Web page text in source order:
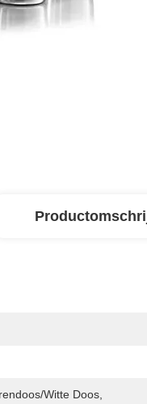
witte Doos,